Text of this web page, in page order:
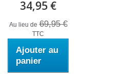
34,95 €
Au lieu de 69,95 €
TTC
Ajouter au
panier